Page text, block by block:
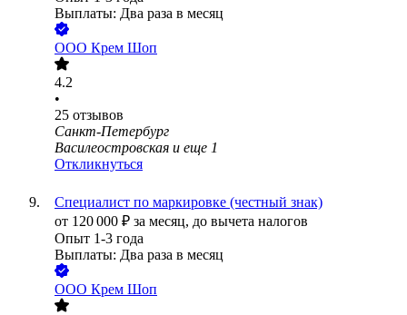
Выплаты: Два раза в месяц
ООО Крем Шоп
4.2
•
25 отзывов
Санкт-Петербург
Василеостровская и еще 1
Откликнуться
Специалист по маркировке (честный знак)
от 120 000 ₽ за месяц, до вычета налогов
Опыт 1-3 года
Выплаты: Два раза в месяц
ООО Крем Шоп